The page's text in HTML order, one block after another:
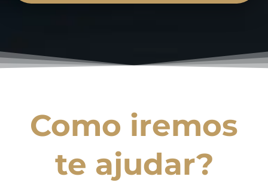
Como iremos
te ajudar?